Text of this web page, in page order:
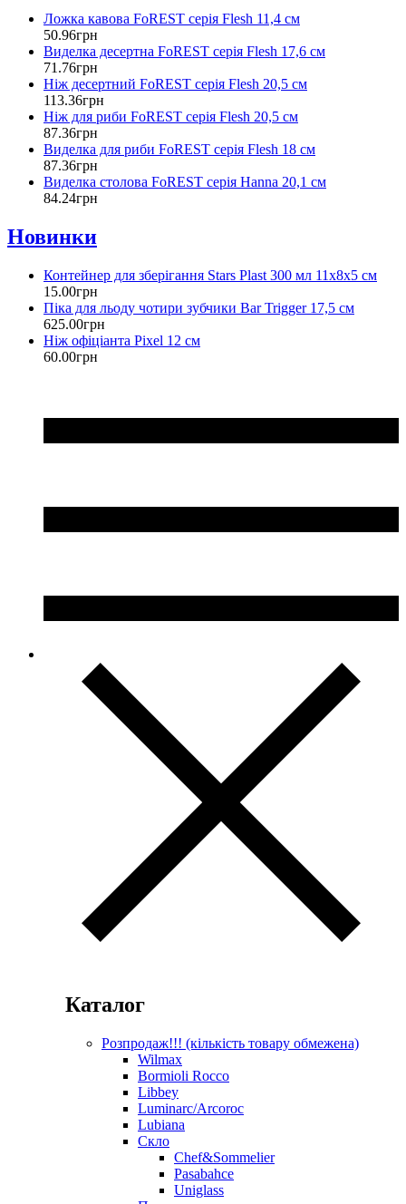
Ложка кавова FoREST серія Flesh 11,4 см
50.96грн
Виделка десертна FoREST серія Flesh 17,6 см
71 .76грн
Ніж десертний FoREST серія Flesh 20,5 см
113.36грн
Ніж для риби FoREST серія Flesh 20,5 см
87.36грн
Виделка для риби FoREST серія Flesh 18 см
87.36грн
Виделка столова FoREST серія Hanna 20,1 см
84.24грн
Новинки
Контейнер для зберігання Stars Plast 300 мл 11х8х5 см
15.00грн
Піка для льоду чотири зубчики Bar Trigger 17,5 см
625.00грн
Ніж офіціанта Pixel 12 см
60.00грн
Каталог
Розпродаж!!! (кількість товару обмежена)
Wilmax
Bormioli Rocco
Libbey
Luminarc/Arcoroc
Lubiana
Скло
Chef&Sommelier
Pasabahce
Uniglass